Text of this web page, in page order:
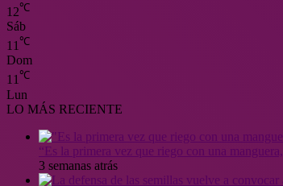
12℃
Sáb
11 ℃
Dom
11℃
Lun
LO MÁS RECIENTE
“Es la primera vez que riego con una
3 semanas atrás